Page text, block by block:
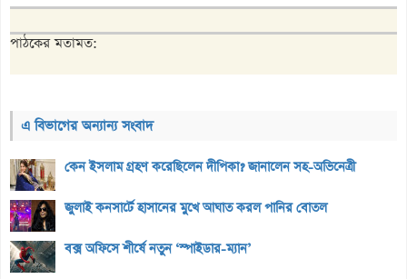
পাঠকের মতামত:
এ বিভাগের অন্যান্য সংবাদ
কেন ইসলাম গ্রহণ করেছিলেন দীপিকা? জানালেন সহ-অভিনেত্রী
জুলাই কনসার্টে হাসানের মুখে আঘাত করল পানির বোতল
বক্স অফিসে শীর্ষে নতুন ‘স্পাইডার-ম্যান’